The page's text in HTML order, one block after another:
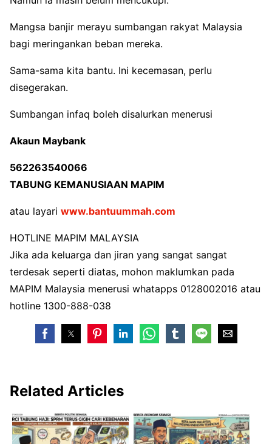
Mangsa banjir merayu sumbangan rakyat Malaysia
bagi meringankan beban mereka.
Sama-sama kita bantu. Ini kecemasan, perlu
disegerakan.
Sumbangan infaq boleh disalurkan menerusi
Akaun Maybank
562263540066
TABUNG KEMANUSIAAN MAPIM
atau layari www.bantuummah.com
HOTLINE MAPIM MALAYSIA
Jika ada keluarga dan jiran yang sangat sangat
terdesak seperti diatas, mohon maklumkan pada
MAPIM Malaysia menerusi whatapps 0128002016 atau
hotline 1300-888-038
Related Articles